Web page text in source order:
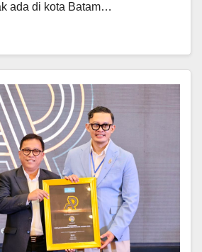
ada di kota Batam…